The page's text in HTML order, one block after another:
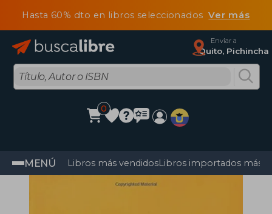
Hasta 60% dto en libros seleccionadosVer más
Enviar a
Quito, Pichincha
0
MENÚ Libros más vendidosLibros importados más